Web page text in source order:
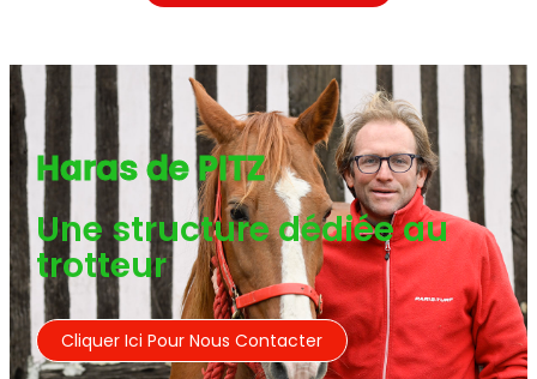
Haras de PITZ
Une structure dédiée au
trotteur
Cliquer Ici Pour Nous Contacter